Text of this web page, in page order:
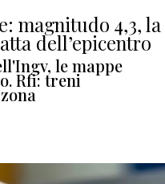
magnitudo 4,3, la
dell’epicentro
le mappe
Rfi: treni